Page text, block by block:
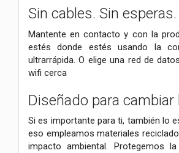
Sin cables. Sin esperas.
Mantente en contacto y con la
estés donde estés usando la
ultrarrápida. O elige una red de
wifi cerca
Diseñado para cambiar
Si es importante para ti, también lo
eso empleamos materiales
impacto ambiental. Protegemos